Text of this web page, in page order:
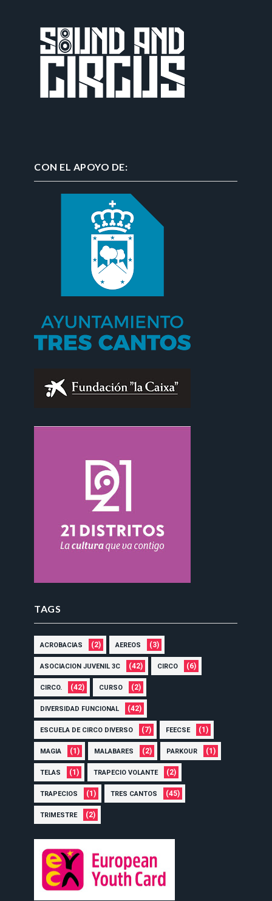
CON EL APOYO DE:
TAGS
ACROBACIAS (2) AEREOS (3)
ASOCIACION JUVENIL 3C (42) CIRCO (6)
CIRCO. (42) CURSO (2)
DIVERSIDAD FUNCIONAL (42)
ESCUELA DE CIRCO DIVERSO (7) FEECSE (1)
MAGIA (1) MALABARES (2) PARKOUR (1)
TELAS (1) TRAPECIO VOLANTE (2)
TRAPECIOS (1) TRES CANTOS (45)
TRIMESTRE (2)